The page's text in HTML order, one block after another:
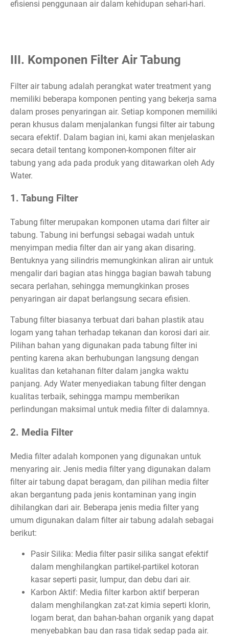
efisiensi penggunaan air dalam kehidupan sehari-hari.
III. Komponen Filter Air Tabung
Filter air tabung adalah perangkat water treatment yang
memiliki beberapa komponen penting yang bekerja sama
dalam proses penyaringan air. Setiap komponen memiliki
peran khusus dalam menjalankan fungsi filter air tabung
secara efektif. Dalam bagian ini, kami akan menjelaskan
secara detail tentang komponen-komponen filter air
tabung yang ada pada produk yang ditawarkan oleh Ady
Water.
1. Tabung Filter
Tabung filter merupakan komponen utama dari filter air
tabung. Tabung ini berfungsi sebagai wadah untuk
menyimpan media filter dan air yang akan disaring.
Bentuknya yang silindris memungkinkan aliran air untuk
mengalir dari bagian atas hingga bagian bawah tabung
secara perlahan, sehingga memungkinkan proses
penyaringan air dapat berlangsung secara efisien.
Tabung filter biasanya terbuat dari bahan plastik atau
logam yang tahan terhadap tekanan dan korosi dari air.
Pilihan bahan yang digunakan pada tabung filter ini
penting karena akan berhubungan langsung dengan
kualitas dan ketahanan filter dalam jangka waktu
panjang. Ady Water menyediakan tabung filter dengan
kualitas terbaik, sehingga mampu memberikan
perlindungan maksimal untuk media filter di dalamnya.
2. Media Filter
Media filter adalah komponen yang digunakan untuk
menyaring air. Jenis media filter yang digunakan dalam
filter air tabung dapat beragam, dan pilihan media filter
akan bergantung pada jenis kontaminan yang ingin
dihilangkan dari air. Beberapa jenis media filter yang
umum digunakan dalam filter air tabung adalah sebagai
berikut:
Pasir Silika: Media filter pasir silika sangat efektif
dalam menghilangkan partikel-partikel kotoran
kasar seperti pasir, lumpur, dan debu dari air.
Karbon Aktif: Media filter karbon aktif berperan
dalam menghilangkan zat-zat kimia seperti klorin,
logam berat, dan bahan-bahan organik yang dapat
menyebabkan bau dan rasa tidak sedap pada air.